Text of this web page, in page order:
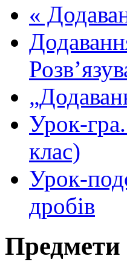
«
Урок-
клас)
Урок-
дробів
Предмети